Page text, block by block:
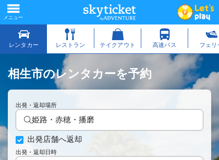
相生市のレンタカーを予約
出発・返却場所
姫路・赤穂・播磨
出発店舗へ返却
出発・返却日時